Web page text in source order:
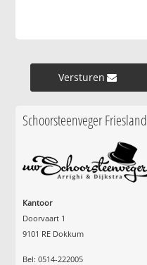
Versturen »
Schoorsteenveger Friesland
Kantoor
Doorvaart 1
9101 RE Dokkum
Bel: 0514-222005